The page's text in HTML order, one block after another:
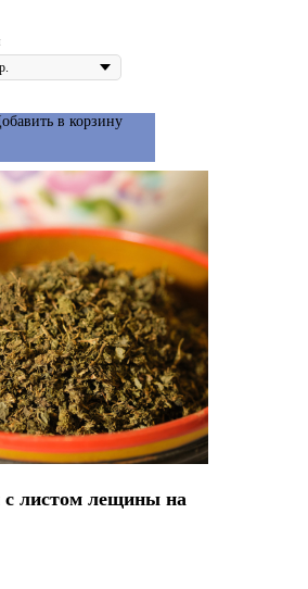
в корзину
листом лещины на